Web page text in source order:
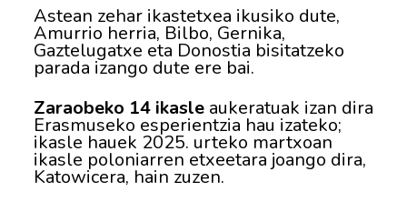
Astean zehar ikastetxea ikusiko dute,
Amurrio herria, Bilbo, Gernika,
Gaztelugatxe eta Donostia bisitatzeko
parada izango dute ere bai.
Zaraobeko 14 ikasleaukeratuak izan dira
Erasmuseko esperientzia hau izateko;
ikasle hauek 2025. urteko martxoan
ikasle poloniarren etxeetara joango dira,
Katowicera, hain zuzen.